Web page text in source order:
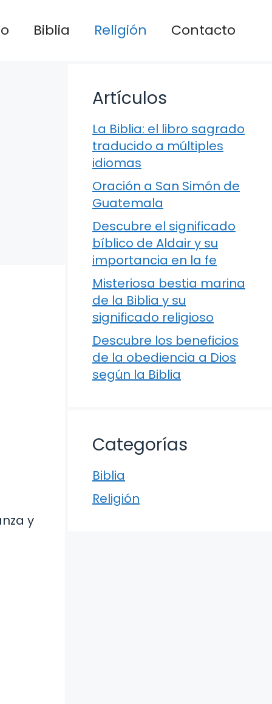
Biblia Religión Contacto
y
Artículos
La Biblia: el libro sagrado
traducido a múltiples
idiomas
Oración a San Simón de
Guatemala
Descubre el significado
bíblico de Aldair y su
importancia en la fe
Misteriosa bestia marina
de la Biblia y su
significado religioso
Descubre los beneficios
de la obediencia a Dios
según la Biblia
Categorías
Biblia
Religión